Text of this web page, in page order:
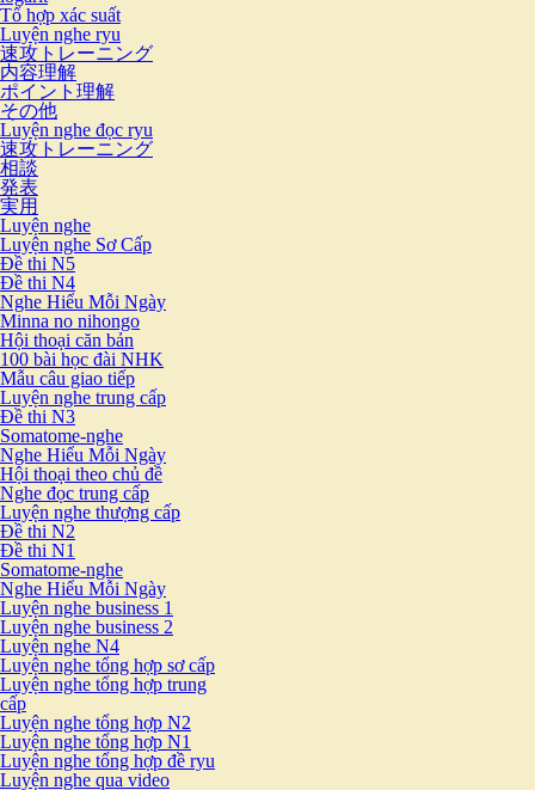
Tổ hợp xác suất
Luyện nghe ryu
速攻トレーニング
内容理解
ポイント理解
その他
Luyện nghe đọc ryu
速攻トレーニング
相談
発表
実用
Luyện nghe
Luyện nghe Sơ Cấp
Đề thi N5
Đề thi N4
Nghe Hiểu Mỗi Ngày
Minna no nihongo
Hội thoại căn bản
100 bài học đài NHK
Mẫu câu giao tiếp
Luyện nghe trung cấp
Đề thi N3
Somatome-nghe
Nghe Hiểu Mỗi Ngày
Hội thoại theo chủ đề
Nghe đọc trung cấp
Luyện nghe thượng cấp
Đề thi N2
Đề thi N1
Somatome-nghe
Nghe Hiểu Mỗi Ngày
Luyện nghe business 1
Luyện nghe business 2
Luyện nghe N4
Luyện nghe tổng hợp sơ cấp
Luyện nghe tổng hợp trung
cấp
Luyện nghe tổng hợp N2
Luyện nghe tổng hợp N1
Luyện nghe tổng hợp đề ryu
Luyện nghe qua video